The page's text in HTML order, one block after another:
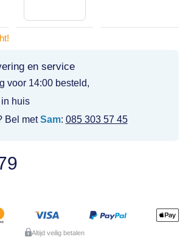
en service
voor 14:00 besteld,
huis
Bel metSam: 085 303 57 45
Altijd veilig betalen